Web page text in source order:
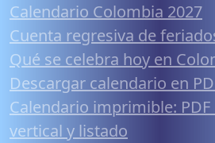
Calendario Colombia 2027
Cuenta regresiva de
Qué se celebra hoy en
Descargar calendario en
Calendario imprimible:
vertical y listado